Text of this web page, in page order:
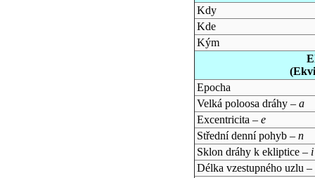
Kdy
Kde
Kým
Epocha
Velká poloosa dráhy – a
Excentricita – e
Střední denní pohyb – n
Sklon dráhy k ekliptice – i
Délka vzestupného uzlu –